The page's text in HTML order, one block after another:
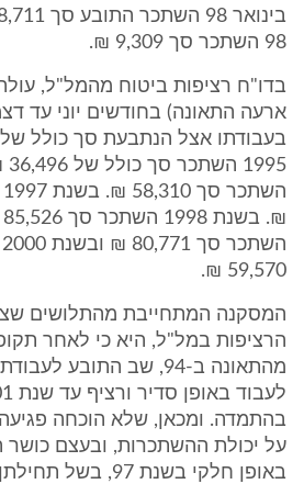
98 השתכר סך 9,309 ₪.
ארעה התאונה) בחודשים יוני עד
59,570 ₪.
המסקנה המתחייבת מהתלושים
הרציפות במל"ל, היא כי לאחר
מהתאונה ב-94, שב התובע
בהתמדה. ומכאן, שלא הוכחה
על יכולת ההשתכרות, ובעצם
באופן חלקי בשנת